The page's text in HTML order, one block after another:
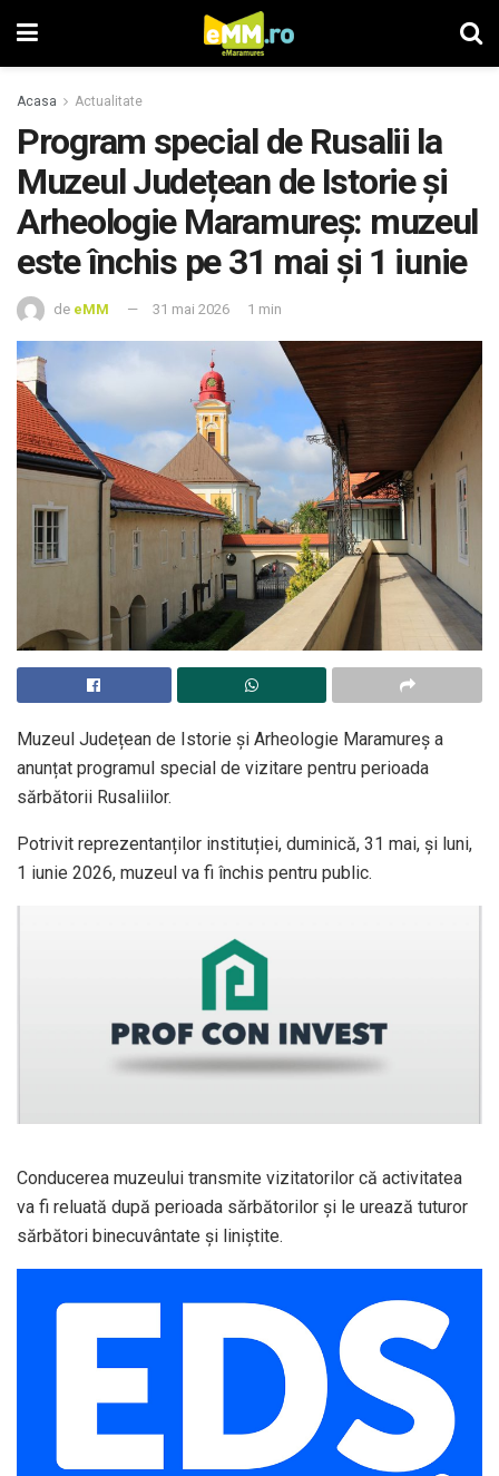
Acasa Actualitate
Program special de Rusalii la
Muzeul Județean de Istorie și
Arheologie Maramureș: muzeul
este închis pe 31 mai și 1 iunie
de eMM 31 mai 2026 1 min
Muzeul Județean de Istorie și Arheologie Maramureș a
anunțat programul special de vizitare pentru perioada
sărbătorii Rusaliilor.
Potrivit reprezentanților instituției, duminică, 31 mai, și luni,
1 iunie 2026, muzeul va fi închis pentru public.
Conducerea muzeului transmite vizitatorilor că activitatea
va fi reluată după perioada sărbătorilor și le urează tuturor
sărbători binecuvântate și liniștite.